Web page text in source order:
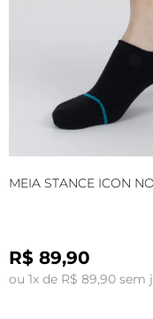
MEIA STANCE ICON
R$ 89,90
ou 1x de R$ 89,90 sem